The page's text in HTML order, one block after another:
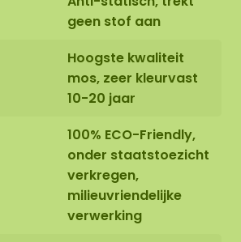
geen stof aan
Hoogste kwaliteit
mos, zeer kleurvast
10-20 jaar
100% ECO-Friendly,
onder staatstoezicht
verkregen,
milieuvriendelijke
verwerking